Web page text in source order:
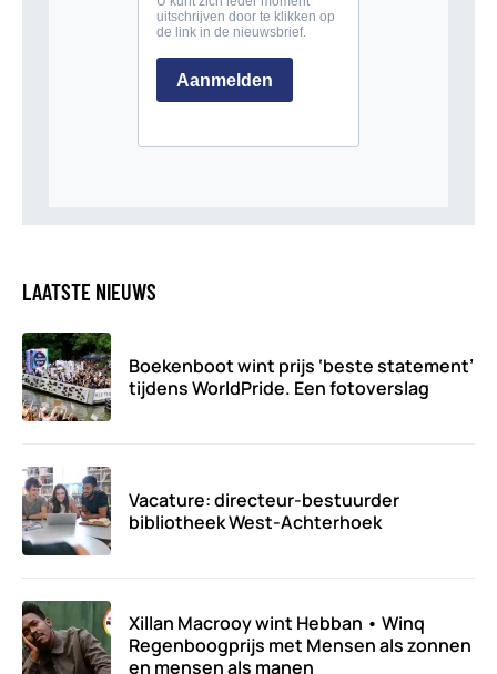
LAATSTE NIEUWS
Boekenboot wint prijs ‘beste statement’
tijdens WorldPride. Een fotoverslag
Vacature: directeur-bestuurder
bibliotheek West-Achterhoek
Xillan Macrooy wint Hebban • Winq
Regenboogprijs met Mensen als zonnen
en mensen als manen